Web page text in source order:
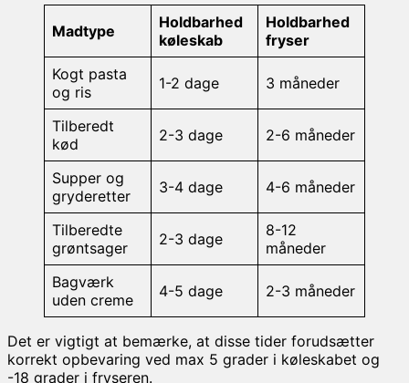
Madtype
Holdbarhed
køleskab
Holdbarhed
fryser
Kogt pasta
og ris
1-2 dage 3 måneder
Tilberedt
kød
2-3 dage 2-6 måneder
Supper og
gryderetter
3-4 dage 4-6 måneder
Tilberedte
grøntsager
2-3 dage
8-12
måneder
Bagværk
uden creme
4-5 dage 2-3 måneder
Det er vigtigt at bemærke, at disse tider forudsætter
korrekt opbevaring ved max 5 grader i køleskabet og
-18 grader i fryseren.